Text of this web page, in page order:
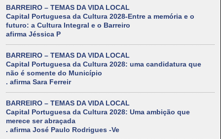
BARREIRO – TEMAS DA VIDA LOCAL
Capital Portuguesa da Cultura 2028-Entre a memória e o
futuro: a Cultura Integral e o Barreiro
afirma Jéssica P
BARREIRO – TEMAS DA VIDA LOCAL
Capital Portuguesa da Cultura 2028: uma candidatura que
não é somente do Município
. afirma Sara Ferreir
BARREIRO – TEMAS DA VIDA LOCAL
Capital Portuguesa da Cultura 2028: Uma ambição que
merece ser abraçada
. afirma José Paulo Rodrigues -Ve